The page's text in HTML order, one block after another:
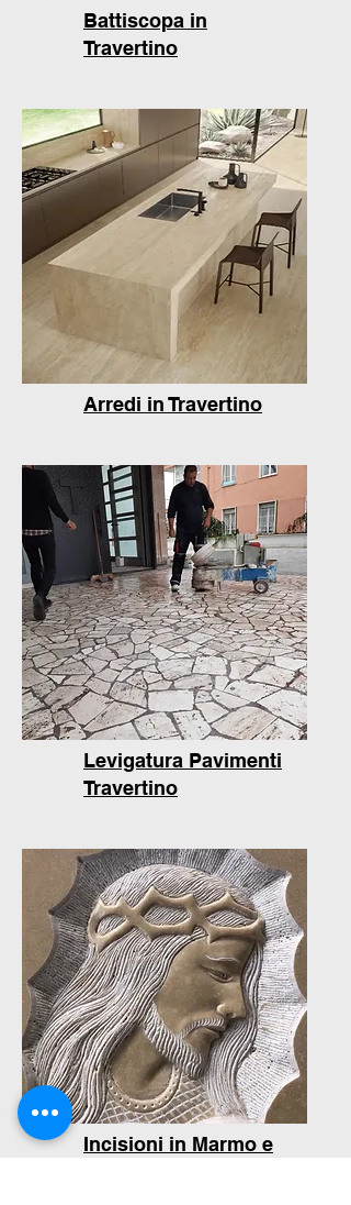
Battiscopa in
Travertino
Arredi in Travertino
Levigatura Pavimenti
Travertino
Incisioni in Marmo e